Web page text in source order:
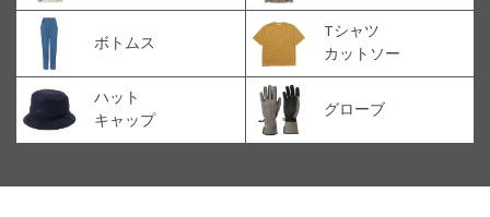
ボトムス
Tシャツ
カットソー
ハット
キャップ
グローブ